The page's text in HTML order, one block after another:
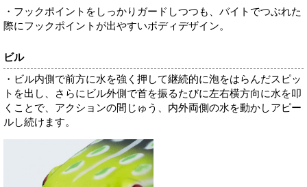
・フックポイントをしっかりガードしつつも、バイトでつぶれた
際にフックポイントが出やすいボディデザイン。
ビル
・ビル内側で前方に水を強く押して継続的に泡をはらんだスピッ
トを出し、さらにビル外側で首を振るたびに左右横方向に水を叩
くことで、アクションの間じゅう、内外両側の水を動かしアピー
ルし続けます。